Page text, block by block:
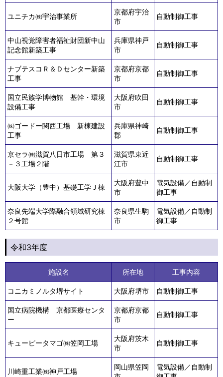
ユニチカ㈱宇治事業所
京都府宇治
市
自動制御工事
中山視覚障害者福祉財団新中山
記念館新築工事
兵庫県神戸
市
自動制御工事
ナブテスコＲ＆Ｄセンター新築
工事
京都府京都
市
自動制御工事
国立民族学博物館 基幹・環境
設備工事
大阪府吹田
市
自動制御工事
㈱ゴードー関西工場 新棟建設
工事
兵庫県神崎
郡
自動制御工事
京セラ㈱滋賀八日市工場 第３
－３工場２階
滋賀県東近
江市
自動制御工事
大阪大学（豊中）基礎工学Ｊ棟
大阪府豊中
市
電気設備／自動制
御工事
奈良先端大学際融合領域研究棟
２号館
奈良県生駒
市
電気設備／自動制
御工事
令和3年度
施設名 所在地 工事内容
コニカミノルタ堺サイト 大阪府堺市 自動制御工事
国立病院機構 京都医療センタ
ー
京都府京都
市
自動制御工事
キューピータマゴ㈱笠岡工場
大阪府茨木
市
自動制御工事
川崎重工業㈱神戸工場
岡山県笠岡
電気設備／自動制